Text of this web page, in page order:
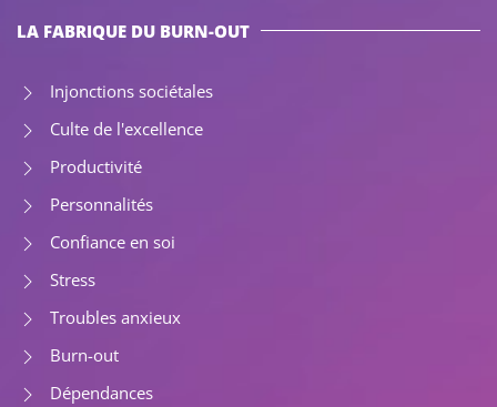
LA FABRIQUE DU BURN-OUT
Injonctions sociétales
Culte de l'excellence
Productivité
Personnalités
Confiance en soi
Stress
Troubles anxieux
Burn-out
Dépendances